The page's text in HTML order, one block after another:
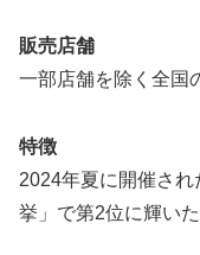
販売店舗
一部店舗を除く全国
特徴
2024年夏に開催さ
挙」で第2位に輝い